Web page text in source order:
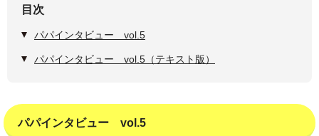
目次
パパインタビュー vol.5
パパインタビュー vol.5（テキスト版）
パパインタビュー vol.5